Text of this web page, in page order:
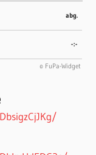
abg.
-:-
© FuPa-Widget